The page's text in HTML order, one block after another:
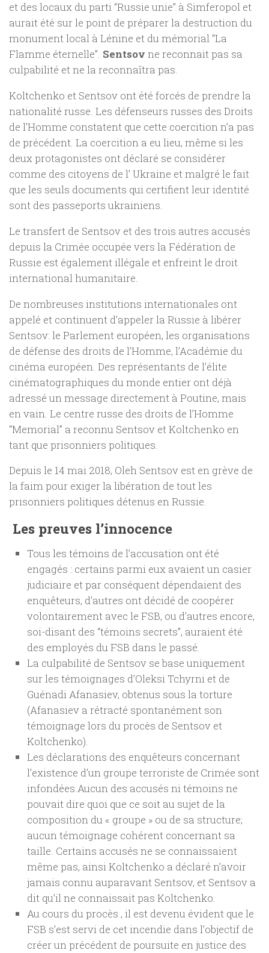
et des locaux du parti “Russie unie” à Simferopol et
aurait été sur le point de préparer la destruction du
monument local à Lénine et du mémorial “La
Flamme éternelle”. Sentsov ne reconnait pas sa
culpabilité et ne la reconnaîtra pas.
Koltchenko et Sentsov ont été forcés de prendre la
nationalité russe. Les défenseurs russes des Droits
de l’Homme constatent que cette coercition n’a pas
de précédent. La coercition a eu lieu, même si les
deux protagonistes ont déclaré se considérer
comme des citoyens de l’ Ukraine et malgré le fait
que les seuls documents qui certifient leur identité
sont des passeports ukrainiens.
Le transfert de Sentsov et des trois autres accusés
depuis la Crimée occupée vers la Fédération de
Russie est également illégale et enfreint le droit
international humanitaire.
De nombreuses institutions internationales ont
appelé et continuent d’appeler la Russie à libérer
Sentsov: le Parlement européen, les organisations
de défense des droits de l’Homme, l’Académie du
cinéma européen. Des représentants de l’élite
cinématographiques du monde entier ont déjà
adressé un message directement à Poutine, mais
en vain. Le centre russe des droits de l’Homme
“Memorial” a reconnu Sentsov et Koltchenko en
tant que prisonniers politiques.
Depuis le 14 mai 2018, Oleh Sentsov est en grève de
la faim pour exiger la libération de tout les
prisonniers politiques détenus en Russie.
Les preuves l’innocence
Tous les témoins de l’accusation ont été
engagés : certains parmi eux avaient un casier
judiciaire et par conséquent dépendaient des
enquêteurs, d’autres ont décidé de coopérer
volontairement avec le FSB, ou d’autres encore,
soi-disant des “témoins secrets”, auraient été
des employés du FSB dans le passé.
La culpabilité de Sentsov se base uniquement
sur les témoignages d’Oleksi Tchyrni et de
Guénadi Afanasiev, obtenus sous la torture
(Afanasiev a rétracté spontanément son
témoignage lors du procès de Sentsov et
Koltchenko).
Les déclarations des enquêteurs concernant
l’existence d’un groupe terroriste de Crimée sont
infondées.Aucun des accusés ni témoins ne
pouvait dire quoi que ce soit au sujet de la
composition du « groupe » ou de sa structure;
aucun témoignage cohérent concernant sa
taille. Certains accusés ne se connaissaient
même pas, ainsi Koltchenko a déclaré n’avoir
jamais connu auparavant Sentsov, et Sentsov a
dit qu’il ne connaissait pas Koltchenko.
Au cours du procès , il est devenu évident que le
FSB s’est servi de cet incendie dans l’objectif de
créer un précédent de poursuite en justice des